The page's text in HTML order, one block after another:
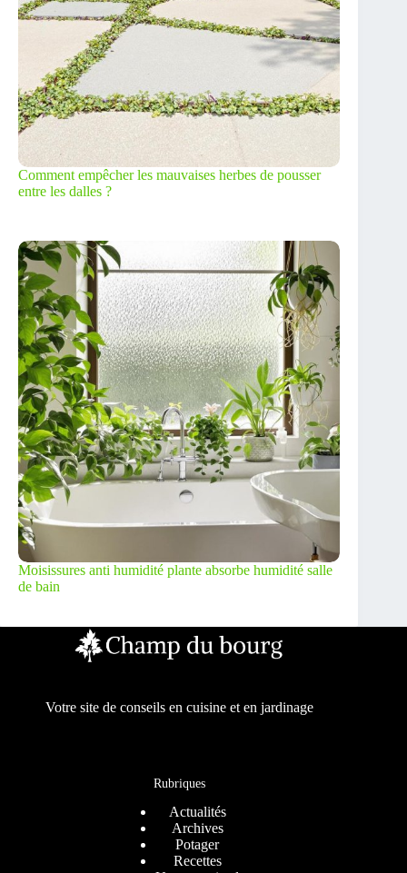
Comment empêcher les mauvaises herbes de pousser
entre les dalles ?
Moisissures anti humidité plante absorbe humidité salle
de bain
Votre site de conseils en cuisine et en jardinage
Rubriques
Actualités
Archives
Potager
Recettes